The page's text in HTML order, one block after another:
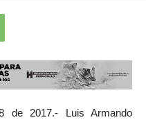
de 2017.- Luis Armando